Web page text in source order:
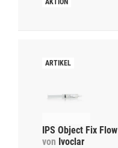
IPS Object Fix Flow
von Ivoclar